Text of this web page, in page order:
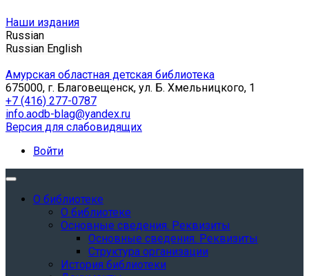
Наши издания
Russian
Russian English
Амурская областная детская библиотека
675000, г. Благовещенск, ул. Б. Хмельницкого, 1
+7 (416) 277-0787
info.aodb-blag@yandex.ru
Версия для слабовидящих
Войти
О библиотеке
О библиотеке
Основные сведения. Реквизиты
Основные сведения. Реквизиты
Структура организации
История библиотеки